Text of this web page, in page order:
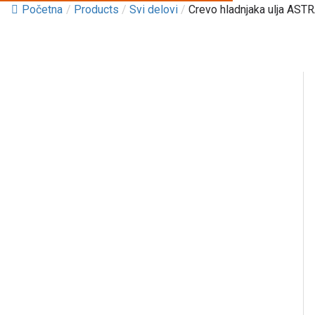
Početna / Products / Svi delovi / Crevo hladnjaka ulja